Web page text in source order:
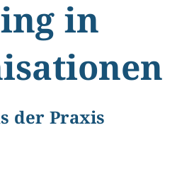
in
der Praxis